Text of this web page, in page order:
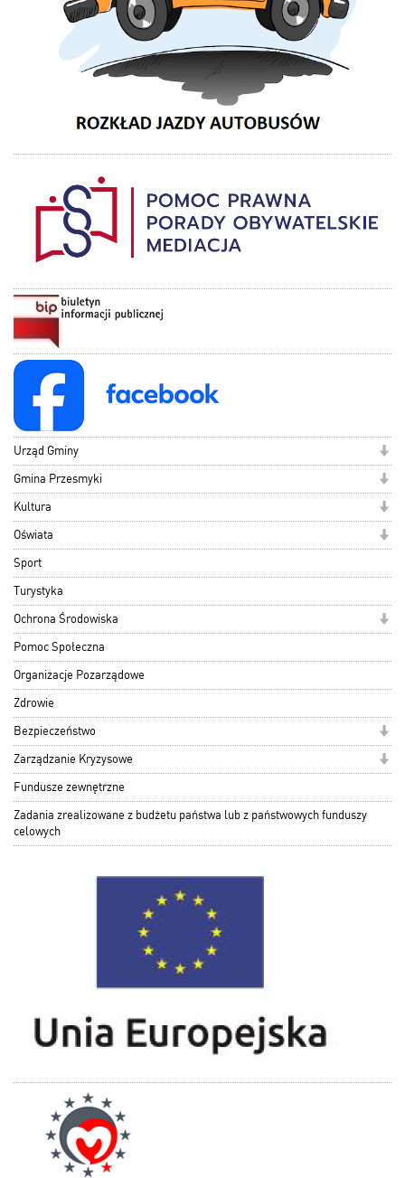
Urząd Gminy
Gmina Przesmyki
Kultura
Oświata
Sport
Turystyka
Ochrona Środowiska
Pomoc Społeczna
Organizacje Pozarządowe
Zdrowie
Bezpieczeństwo
Zarządzanie Kryzysowe
Fundusze zewnętrzne
Zadania zrealizowane z budżetu państwa lub z państwowych funduszy
celowych